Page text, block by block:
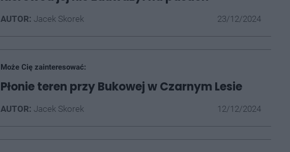
AUTOR: Jacek Skorek 23/12/2024
Może Cię zainteresować:
Płonie teren przy Bukowej w Czarnym Lesie
AUTOR: Jacek Skorek 12/12/2024